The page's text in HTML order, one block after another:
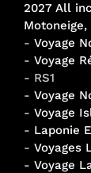
2027 All
- Voyage
- Voyage
- RS1
- Voyage
- Voyage
- Laponie
- Voyages
- Voyage